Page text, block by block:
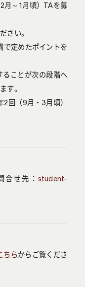
～1月頃）TAを募
い。
定めたポイントを
とが次の段階へ
す。
回（9月・3月頃）
合せ先：student-
ちらからご覧くださ